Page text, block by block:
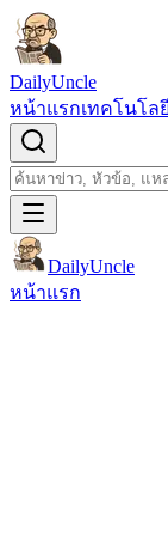
ข้ามไปยังเนื้อหา
DailyUncle
หน้าแรกเทคโนโลยี
ค้นหา
DailyUncle
หน้าแรก